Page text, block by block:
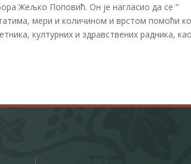
Жељко Поповић. Он је нагласио да се “
мери и количином и врстом помоћи
културних и здравствених радника,